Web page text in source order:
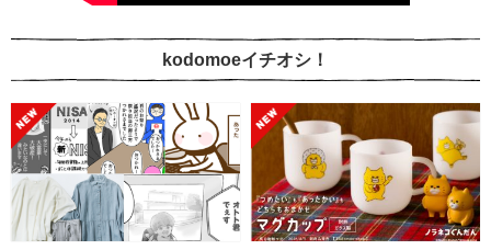
kodomoeイチオシ！